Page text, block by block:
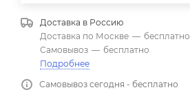
Доставка в Россию
Доставка по Москве — бесплатно
Самовывоз — бесплатно
Подробнее
Самовывоз сегодня - бесплатно